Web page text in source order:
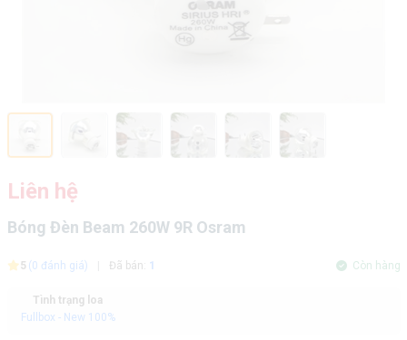
Liên hệ
Bóng Đèn Beam 260W 9R Osram
5 (0 đánh giá) Đã bán: 1 Còn hàng
Tình trạng loa
Fullbox - New 100%